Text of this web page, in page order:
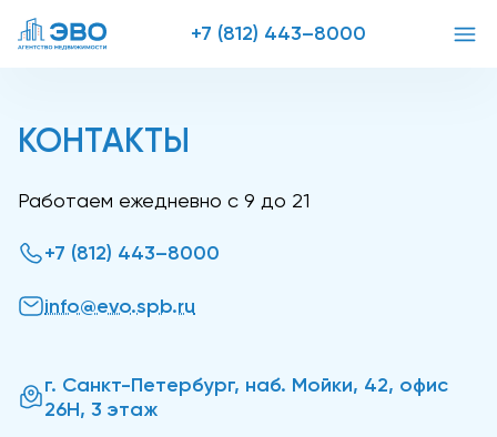
+7 (812) 443–8000
КОНТАКТЫ
Работаем ежедневно с 9 до 21
+7 (812) 443–8000
info@evo.spb.ru
г. Санкт-Петербург, наб. Мойки, 42, офис
26Н, 3 этаж